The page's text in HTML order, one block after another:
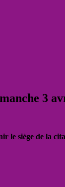
3
siège de la